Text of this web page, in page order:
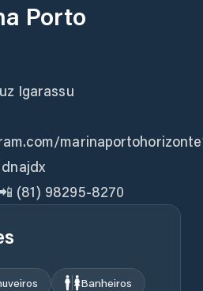
Porto
Igarassu
(81) 98295-8270
Banheiros